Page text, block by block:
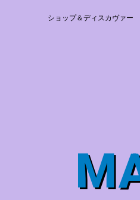
ショップ＆ディスカヴァー